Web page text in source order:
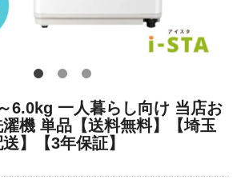
6.0kg 一人暮らし向け 当店お
機 単品【送料無料】【埼玉
】【3年保証】